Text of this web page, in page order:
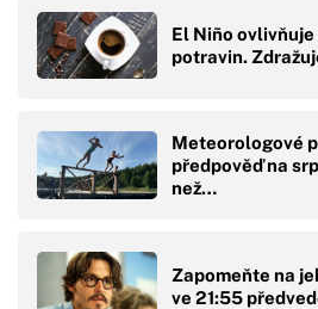
El Niño ovlivňuje
potravin.
Meteorologové
předpověď na
než…
Zapomeňte na
ve 21:55